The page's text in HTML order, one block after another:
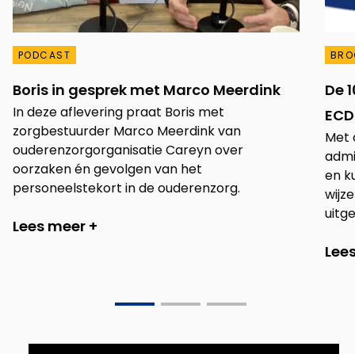
PODCAST
Boris in gesprek met Marco Meerdink
In deze aflevering praat Boris met
zorgbestuurder Marco Meerdink van
ouderenzorgorganisatie Careyn over
oorzaken én gevolgen van het
personeelstekort in de ouderenzorg.
Lees meer +
De
Met
en
Go
Go
Go